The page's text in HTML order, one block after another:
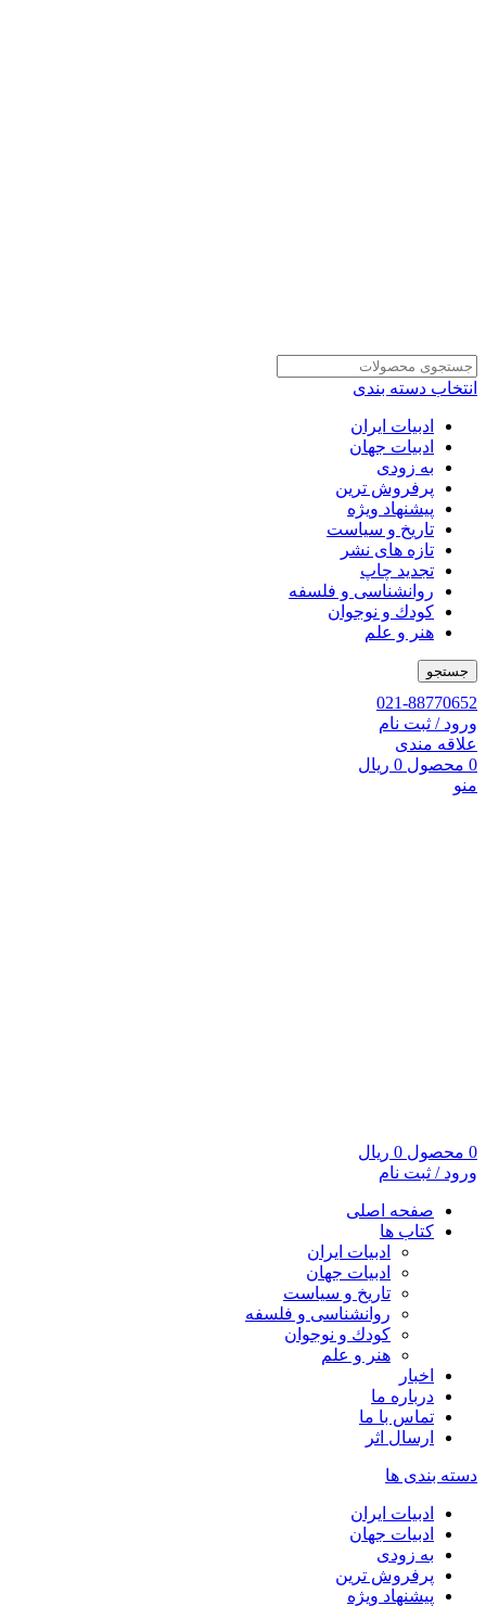
انتخاب دسته بندی
ادبیات ایران
ادبیات جهان
به زودی
پرفروش ترین
پیشنهاد ویژه
تاریخ و سیاست
تازه های نشر
تجدید چاپ
روانشناسی و فلسفه
کودك و نوجوان
هنر و علم
جستجو
021-88770652
ورود / ثبت نام
علاقه مندی
0 محصول 0 ریال
منو
0 محصول 0 ریال
ورود / ثبت نام
صفحه اصلی
کتاب ها
ادبیات ایران
ادبیات جهان
تاریخ و سیاست
روانشناسی و فلسفه
کودك و نوجوان
هنر و علم
اخبار
درباره ما
تماس با ما
ارسال اثر
دسته بندی ها
ادبیات ایران
ادبیات جهان
به زودی
پرفروش ترین
پیشنهاد ویژه